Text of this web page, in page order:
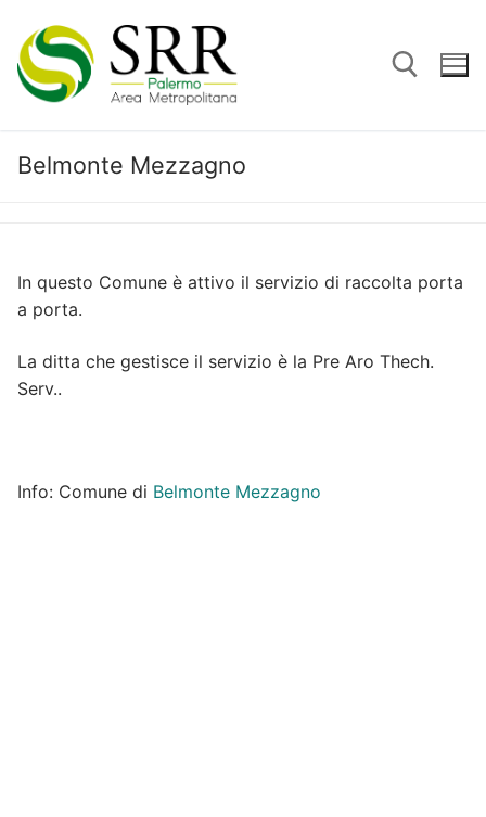
contenuto
Cerca:
Belmonte Mezzagno
In questo Comune è attivo il servizio di raccolta porta
a porta.
La ditta che gestisce il servizio è la Pre Aro Thech.
Serv..
Info: Comune di Belmonte Mezzagno